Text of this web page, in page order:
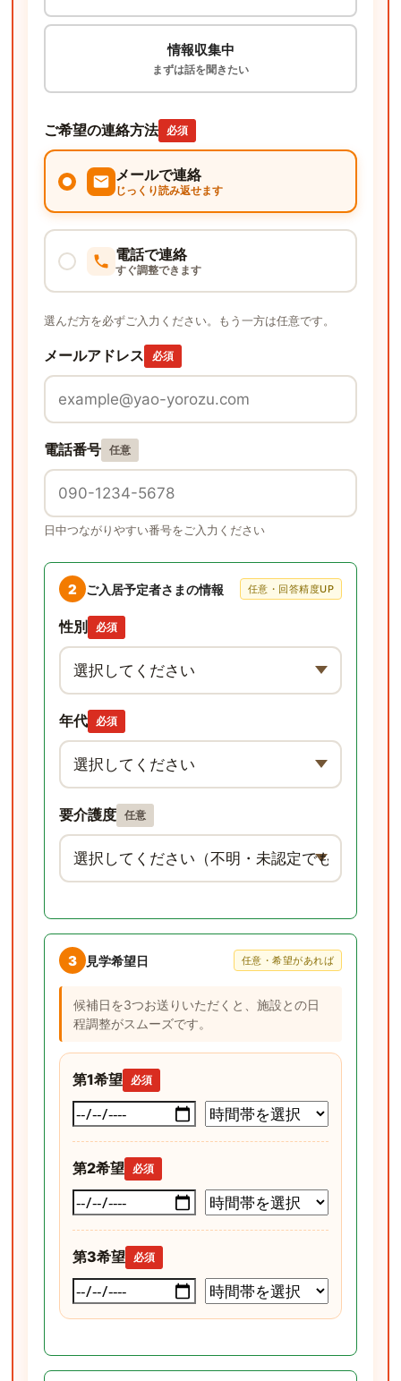
情報収集中
まずは話を聞きたい
ご希望の連絡方法 必須
メールで連絡
じっくり読み返せます
電話で連絡
すぐ調整できます
選んだ方を必ずご入力ください。もう一方は任意です。
メールアドレス 必須
電話番号 任意
日中つながりやすい番号をご入力ください
2 ご入居予定者さまの情報 任意・回答精度UP
性別 必須
年代 必須
要介護度 任意
3 見学希望日 任意・希望があれば
候補日を3つお送りいただくと、施設との日
程調整がスムーズです。
第1希望 必須
第2希望 必須
第3希望 必須